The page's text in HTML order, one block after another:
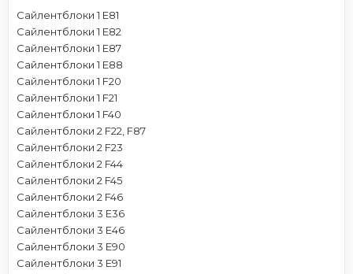
Сайлентблоки 1 E81
Сайлентблоки 1 E82
Сайлентблоки 1 E87
Сайлентблоки 1 E88
Сайлентблоки 1 F20
Сайлентблоки 1 F21
Сайлентблоки 1 F40
Сайлентблоки 2 F22, F87
Сайлентблоки 2 F23
Сайлентблоки 2 F44
Сайлентблоки 2 F45
Сайлентблоки 2 F46
Сайлентблоки 3 E36
Сайлентблоки 3 E46
Сайлентблоки 3 E90
Сайлентблоки 3 E91